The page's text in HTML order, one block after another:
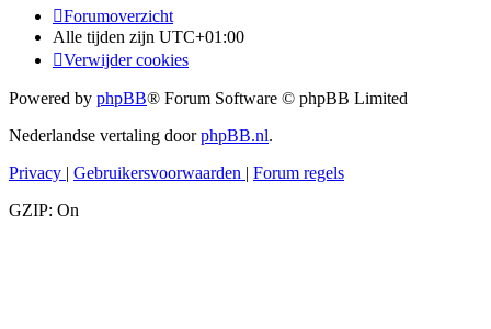
Forumoverzicht
Alle tijden zijn UTC+01:00
Verwijder cookies
Powered by phpBB® Forum Software © phpBB Limited
Nederlandse vertaling doorphpBB.nl.
Privacy | Gebruikersvoorwaarden | Forum regels
GZIP: On